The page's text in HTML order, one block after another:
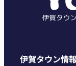
伊賀タウン情